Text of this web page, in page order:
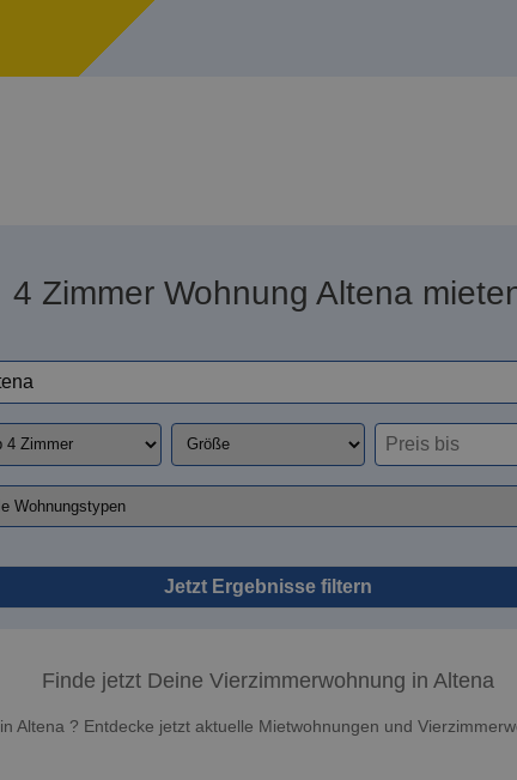
4 Zimmer Wohnung Altena
Jetzt Ergebnisse filtern
Finde jetzt Deine Vierzimmerwohnung in Altena
Altena ? Entdecke jetzt aktuelle Mietwohnungen und